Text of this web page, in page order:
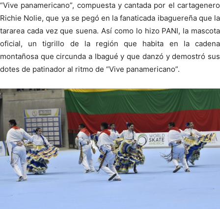
“Vive panamericano”, compuesta y cantada por el cartagenero
Richie Nolie, que ya se pegó en la fanaticada ibaguereña que la
tararea cada vez que suena. Así como lo hizo PANI, la mascota
oficial, un tigrillo de la región que habita en la cadena
montañosa que circunda a Ibagué y que danzó y demostró sus
dotes de patinador al ritmo de “Vive panamericano”.